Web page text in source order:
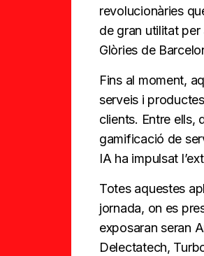
revolucionàries
de gran utilitat
Glòries de
Fins al moment,
serveis i
clients. Entre ells,
gamificació de
IA ha impulsat
Totes aquestes
jornada, on es
exposaran seran
Delectatech,